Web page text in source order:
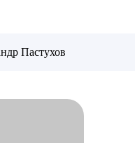
Пастухов